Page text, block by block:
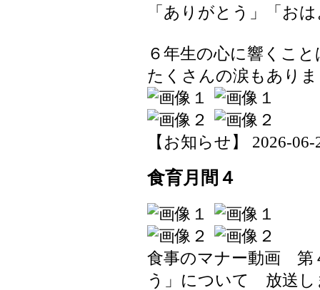
「ありがとう」「お
６年生の心に響くこ
たくさんの涙もあり
【お知らせ】 2026-
食育月間４
食事のマナー動画 第
う」について 放送し